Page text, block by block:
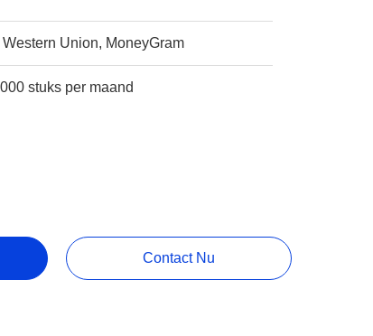
Western Union, MoneyGram
stuks per maand
Contact Nu